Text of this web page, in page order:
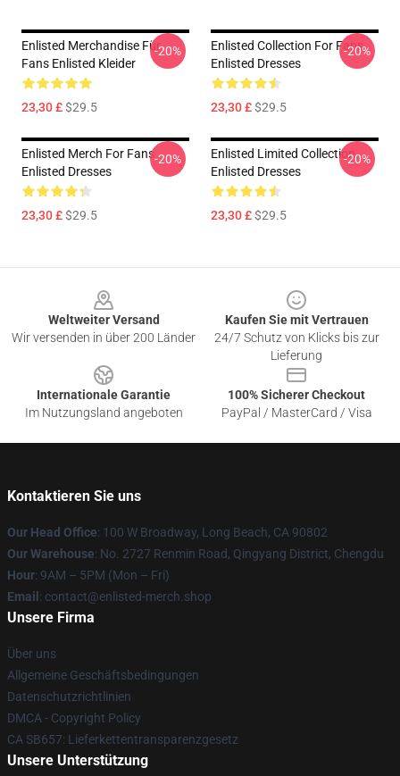
Enlisted Merchandise Für
Fans Enlisted Kleider
23,30 £$29.5
-20%
Enlisted Collection For Fans
Enlisted Dresses
23,30 £$29.5
-20%
Enlisted Merch For Fans
Enlisted Dresses
23,30 £$29.5
-20%
Enlisted Limited Collection
Enlisted Dresses
23,30 £$29.5
-20%
Weltweiter Versand
Wir versenden in über 200 Länder
Kaufen Sie mit Vertrauen
24/7 Schutz von Klicks bis zur
Lieferung
Internationale Garantie
Im Nutzungsland angeboten
100% Sicherer Checkout
PayPal / MasterCard / Visa
Kontaktieren Sie uns
Our Head Office: 100 W Broadway, Long Beach, CA 90802
Our Warehouse: No. 2727 Renmin Road, Qingyang District, Chengdu
Hour: 9AM – 5PM (Mon – Fri)
Email : contact@enlisted-merch.shop
Unsere Firma
Über uns
Allgemeine Geschäftsbedingungen
Datenschutzrichtlinien
DMCA - Copyright Policy
CA SB657: Lieferkettentransparenzgesetz
Unsere Unterstützung